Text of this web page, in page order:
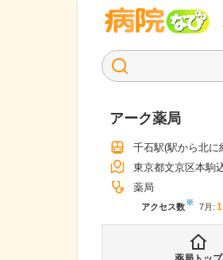
アーク薬局
千石駅(駅から北に
東京都文京区本駒
薬局
アクセス数※ 7月 : 1